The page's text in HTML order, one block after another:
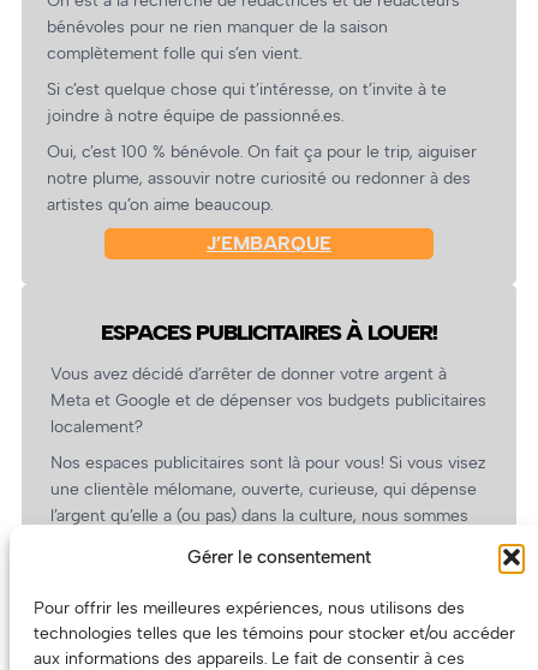
Gérer le consentement
Pour offrir les meilleures expériences, nous utilisons des
technologies telles que les témoins pour stocker et/ou accéder
aux informations des appareils. Le fait de consentir à ces
bénévoles pour ne rien manquer de la saison
complètement folle qui s’en vient.
Si c’est quelque chose qui t’intéresse, on t’invite à te
joindre à notre équipe de passionné.es.
Oui, c’est 100 % bénévole. On fait ça pour le trip, aiguiser
notre plume, assouvir notre curiosité ou redonner à des
artistes qu’on aime beaucoup.
J’EMBARQUE
ESPACES PUBLICITAIRES À LOUER!
Vous avez décidé d’arrêter de donner votre argent à
Meta et Google et de dépenser vos budgets publicitaires
localement?
Nos espaces publicitaires sont là pour vous! Si vous visez
une clientèle mélomane, ouverte, curieuse, qui dépense
l’argent qu’elle a (ou pas) dans la culture, nous sommes
revient.
(Oui, on va avoir des tarifs spéciaux pour vous, les